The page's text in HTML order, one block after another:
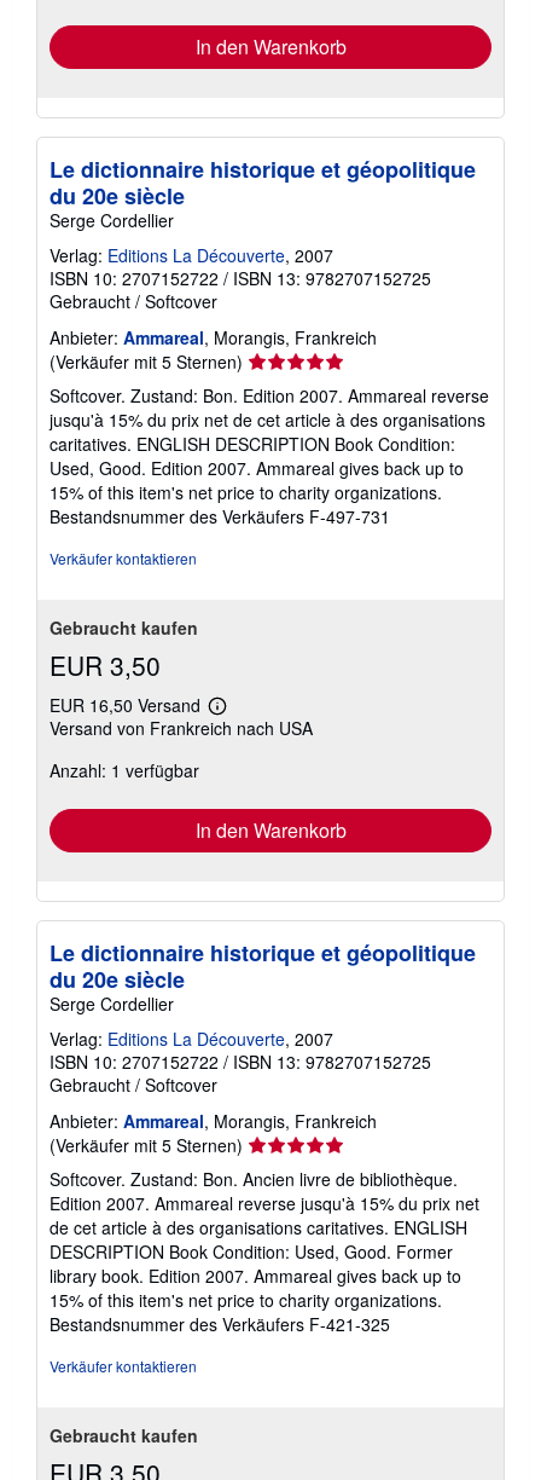
In den Warenkorb
Le dictionnaire historique et géopolitique
du 20e siècle
Serge Cordellier
Verlag: Editions La Découverte, 2007
ISBN 10: 2707152722 / ISBN 13: 9782707152725
Gebraucht / Softcover
Anbieter: Ammareal, Morangis, Frankreich
(Verkäufer mit 5 Sternen) Verkäuferbewertung
5
von
5
Sternen
Softcover. Zustand: Bon. Edition 2007. Ammareal reverse
jusqu'à 15% du prix net de cet article à des organisations
caritatives. ENGLISH DESCRIPTION Book Condition:
Used, Good. Edition 2007. Ammareal gives back up to
15% of this item's net price to charity organizations.
Bestandsnummer des Verkäufers F-497-731
Verkäufer kontaktieren
Gebraucht kaufen
EUR 3,50
EUR 16,50 Versand
Weitere
Informationen
Versand von Frankreich nach USA
Anzahl: 1 verfügbar
In den Warenkorb
Le dictionnaire historique et géopolitique
du 20e siècle
Serge Cordellier
Verlag: Editions La Découverte, 2007
ISBN 10: 2707152722 / ISBN 13: 9782707152725
Gebraucht / Softcover
Anbieter: Ammareal, Morangis, Frankreich
(Verkäufer mit 5 Sternen) Verkäuferbewertung
5
von
5
Sternen
Softcover. Zustand: Bon. Ancien livre de bibliothèque.
Edition 2007. Ammareal reverse jusqu'à 15% du prix net
de cet article à des organisations caritatives. ENGLISH
DESCRIPTION Book Condition: Used, Good. Former
library book. Edition 2007. Ammareal gives back up to
15% of this item's net price to charity organizations.
Bestandsnummer des Verkäufers F-421-325
Verkäufer kontaktieren
Gebraucht kaufen
EUR 3,50